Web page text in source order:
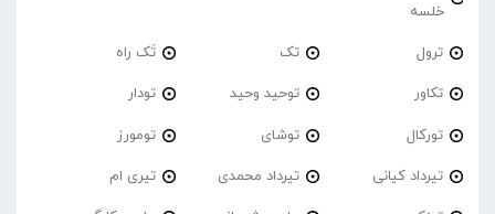
خلسه
ترول تک تَک راه
تکاور توحید وحید تودار
تورکال توشای تومورز
تیرداد کیانی تیرداد محمدی تیری ام